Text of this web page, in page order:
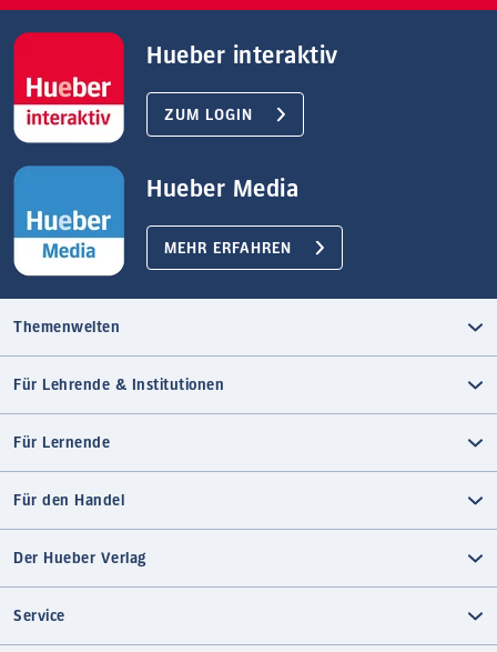
Hueber interaktiv
ZUM LOGIN
Hueber Media
MEHR ERFAHREN
Themenwelten
Für Lehrende & Institutionen
Für Lernende
Für den Handel
Der Hueber Verlag
Service